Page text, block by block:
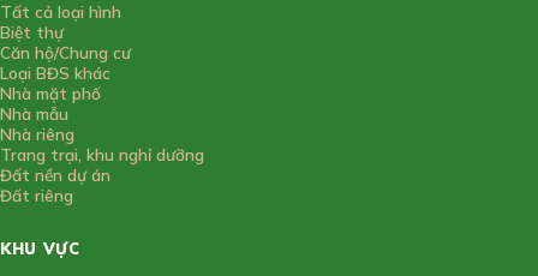
Tất cả loại hình
Biệt thự
Căn hộ/Chung cư
Loại BĐS khác
Nhà mặt phố
Nhà mẫu
Nhà riêng
Trang trại, khu nghỉ dưỡng
Đất nền dự án
Đất riêng
KHU VỰC